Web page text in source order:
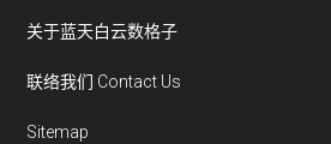
关于蓝天白云数格子
联络我们 Contact Us
Sitemap